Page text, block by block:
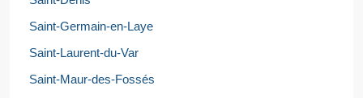
Saint-Germain-en-Laye
Saint-Laurent-du-Var
Saint-Maur-des-Fossés